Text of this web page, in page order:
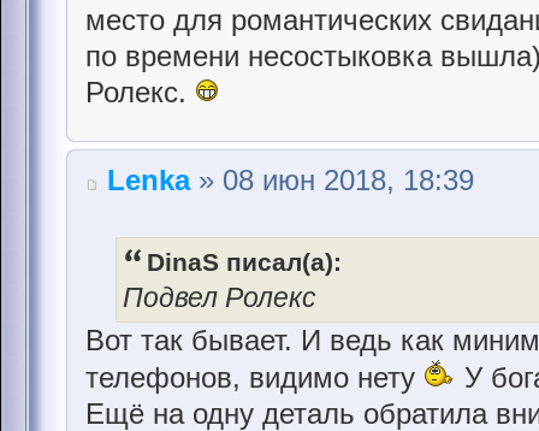
место для романтических
по времени несостыковка
Ролекс.
Lenka» 08 июн 2018, 18:39
DinaS писал(а):
Подвел Ролекс
Вот так бывает. И ведь как
телефонов, видимо нету
У
Ещё на одну деталь обратила